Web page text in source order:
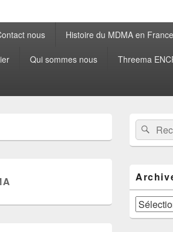
nous Histoire du MDMA en France
Qui sommes nous Threema
Zone
principale
de
widget
barre
latérale
Recherche
Archives